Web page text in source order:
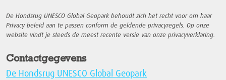
De Hondsrug UNESCO Global Geopark behoudt zich het recht voor om haar
Privacy beleid aan te passen conform de geldende privacyregels. Op onze
website vindt je steeds de meest recente versie van onze privacyverklaring.
Contactgegevens
De Hondsrug UNESCO Global Geopark